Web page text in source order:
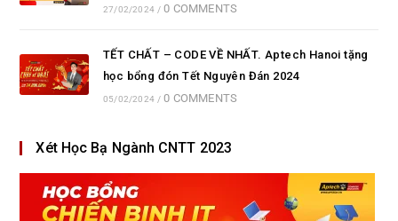
27/02/2024 / 0 COMMENTS
TẾT CHẤT – CODE VỀ NHẤT. Aptech Hanoi tặng
học bổng đón Tết Nguyên Đán 2024
05/02/2024 / 0 COMMENTS
Xét Học Bạ Ngành CNTT 2023